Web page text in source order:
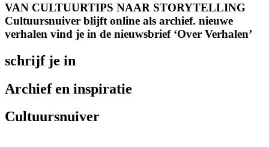
VAN CULTUURTIPS NAAR STORYTELLING
Cultuursnuiver blijft online als archief. nieuwe
verhalen vind je in de nieuwsbrief ‘Over Verhalen’
schrijf je in
Archief en inspiratie
Cultuursnuiver